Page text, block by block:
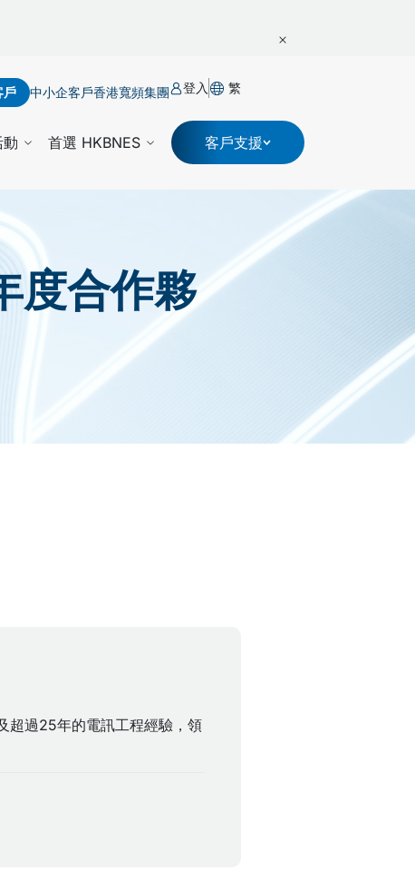
戶 中小企客戶香港寬頻集團 登入 繁
首選 HKBNES 客戶支援
度合作夥
超過25年的電訊工程經驗，領